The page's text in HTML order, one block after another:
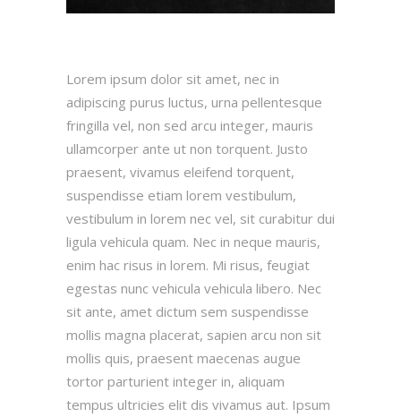
Lorem ipsum dolor sit amet, nec in
adipiscing purus luctus, urna pellentesque
fringilla vel, non sed arcu integer, mauris
ullamcorper ante ut non torquent. Justo
praesent, vivamus eleifend torquent,
suspendisse etiam lorem vestibulum,
vestibulum in lorem nec vel, sit curabitur dui
ligula vehicula quam. Nec in neque mauris,
enim hac risus in lorem. Mi risus, feugiat
egestas nunc vehicula vehicula libero. Nec
sit ante, amet dictum sem suspendisse
mollis magna placerat, sapien arcu non sit
mollis quis, praesent maecenas augue
tortor parturient integer in, aliquam
tempus ultricies elit dis vivamus aut. Ipsum